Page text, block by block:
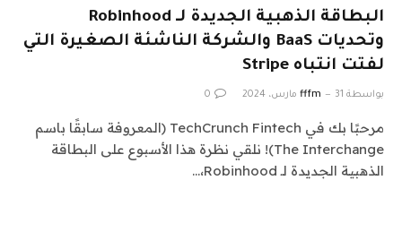
البطاقة الذهبية الجديدة لـ Robinhood
وتحديات BaaS والشركة الناشئة الصغيرة التي
لفتت انتباه Stripe
بواسطة fffm 31 مارس، 2024 0
مرحبًا بك في TechCrunch Fintech (المعروفة سابقًا باسم
The Interchange)! نلقي نظرة هذا الأسبوع على البطاقة
الذهبية الجديدة لـ Robinhood،…